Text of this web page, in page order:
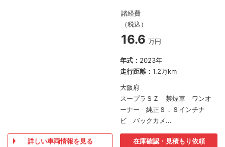
諸経費
（税込）
16.6 万円
年式： 2023年
走行距離： 1.2万km
大阪府
スープラＳＺ 禁煙車 ワンオ
ーナー 純正８．８インチナ
ビ バックカメ...
詳しい車両情報を見る 在庫確認・見積もり依頼